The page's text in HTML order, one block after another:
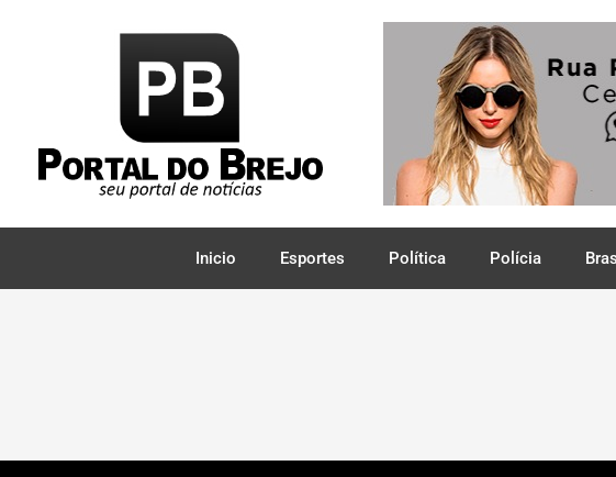
Inicio Esportes Política Polícia